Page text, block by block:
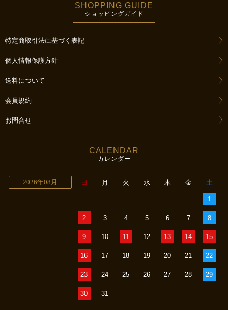
SHOPPING GUIDE
ショッピングガイド
特定商取引法に基づく表記
個人情報保護方針
送料について
会員規約
お問合せ
CALENDAR
カレンダー
2026年08月 日 月 火 水 木 金 土
1
2 3 4 5 6 7 8
9 10 11 12 13 14 15
16 17 18 19 20 21 22
23 24 25 26 27 28 29
30 31